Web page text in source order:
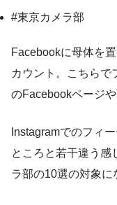
#東京カメラ部
Facebookに母体を
カウント。こちらで
のFacebookページ
Instagramでのフィ
ところと若干違う感
ラ部の10選の対象に